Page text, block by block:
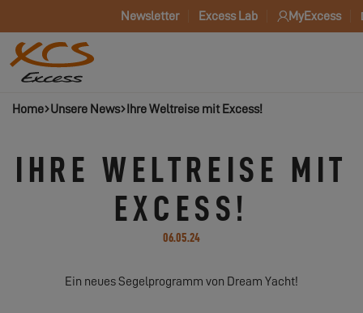
Newsletter Excess Lab MyExcess
Home Unsere News Ihre Weltreise mit Excess!
IHRE WELTREISE MIT
EXCESS!
06.05.24
Ein neues Segelprogramm von Dream Yacht!